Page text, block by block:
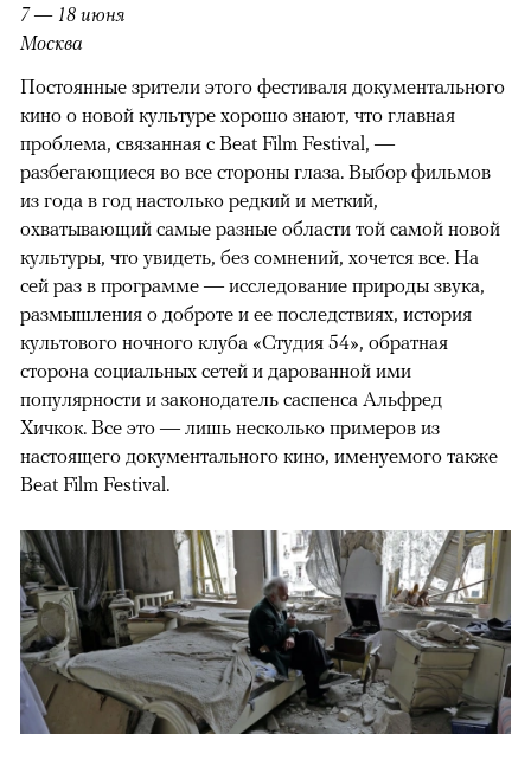
7 — 18 июня
Москва
Постоянные зрители этого фестиваля документального
кино о новой культуре хорошо знают, что главная
проблема, связанная с Beat Film Festival, —
разбегающиеся во все стороны глаза. Выбор фильмов
из года в год настолько редкий и меткий,
охватывающий самые разные области той самой новой
культуры, что увидеть, без сомнений, хочется все. На
сей раз в программе — исследование природы звука,
размышления о доброте и ее последствиях, история
культового ночного клуба «Студия 54», обратная
сторона социальных сетей и дарованной ими
популярности и законодатель саспенса Альфред
Хичкок. Все это — лишь несколько примеров из
настоящего документального кино, именуемого также
Beat Film Festival.